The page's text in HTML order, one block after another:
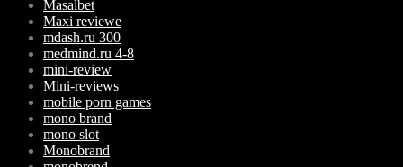
Masalbet
Maxi reviewe
mdash.ru 300
medmind.ru 4-8
mini-review
Mini-reviews
mobile porn games
mono brand
mono slot
Monobrand